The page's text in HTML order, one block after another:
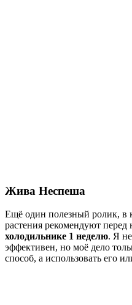
Жива Неспеша
Ещё один полезный ролик, в
растения рекомендуют перед
холодильнике 1 неделю. Я
эффективен, но моё дело
способ, а использовать его